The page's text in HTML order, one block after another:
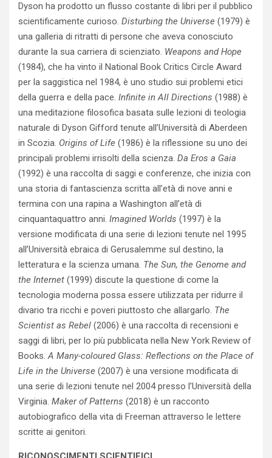
Dyson ha prodotto un flusso costante di libri per il pubblico
scientificamente curioso. Disturbing the Universe (1979) è
una galleria di ritratti di persone che aveva conosciuto
durante la sua carriera di scienziato. Weapons and Hope
(1984), che ha vinto il National Book Critics Circle Award
per la saggistica nel 1984, è uno studio sui problemi etici
della guerra e della pace. Infinite in All Directions (1988) è
una meditazione filosofica basata sulle lezioni di teologia
naturale di Dyson Gifford tenute all’Università di Aberdeen
in Scozia. Origins of Life (1986) è la riflessione su uno dei
principali problemi irrisolti della scienza. Da Eros a Gaia
(1992) è una raccolta di saggi e conferenze, che inizia con
una storia di fantascienza scritta all’età di nove anni e
termina con una rapina a Washington all’età di
cinquantaquattro anni. Imagined Worlds (1997) è la
versione modificata di una serie di lezioni tenute nel 1995
all’Università ebraica di Gerusalemme sul destino, la
letteratura e la scienza umana. The Sun, the Genome and
the Internet (1999) discute la questione di come la
tecnologia moderna possa essere utilizzata per ridurre il
divario tra ricchi e poveri piuttosto che allargarlo. The
Scientist as Rebel (2006) è una raccolta di recensioni e
saggi di libri, per lo più pubblicata nella New York Review of
Books.A Many-coloured Glass: Reflections on the Place of
Life in the Universe (2007) è una versione modificata di
una serie di lezioni tenute nel 2004 presso l’Università della
Virginia. Maker of Patterns (2018) è un racconto
autobiografico della vita di Freeman attraverso le lettere
scritte ai genitori.